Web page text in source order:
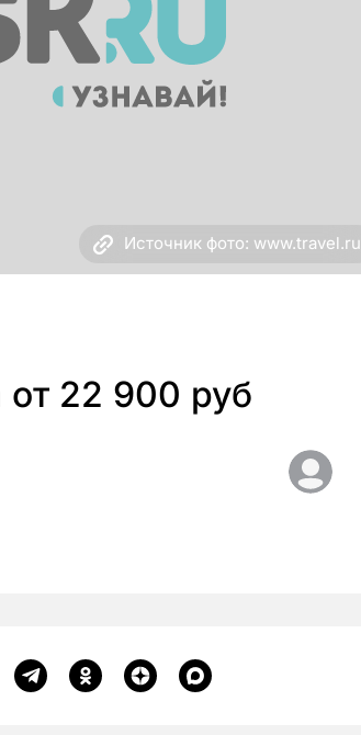
Источник фото: www.travel.ru
22 900 руб